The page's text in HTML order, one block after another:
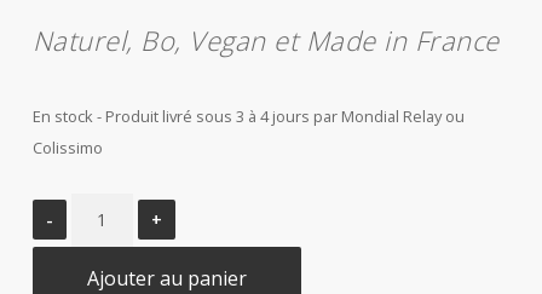
Naturel, Bo, Vegan et Made in France
En stock - Produit livré sous 3 à 4 jours par Mondial Relay ou
Colissimo
Ajouter au panier